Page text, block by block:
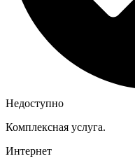
Недоступно
Комплексная услуга.
Интернет